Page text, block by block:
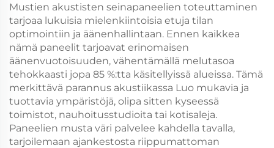
Mustien akustisten seinapaneelien toteuttaminen
tarjoaa lukuisia mielenkiintoisia etuja tilan
optimointiin ja äänenhallintaan. Ennen kaikkea
nämä paneelit tarjoavat erinomaisen
äänenvuotoisuuden, vähentämällä melutasoa
tehokkaasti jopa 85 %:tta käsitellyissä alueissa. Tämä
merkittävä parannus akustiikassa Luo mukavia ja
tuottavia ympäristöjä, olipa sitten kyseessä
toimistot, nauhoitusstudioita tai kotisaleja.
Paneelien musta väri palvelee kahdella tavalla,
tarjoilemaan ajankestosta riippumattoman